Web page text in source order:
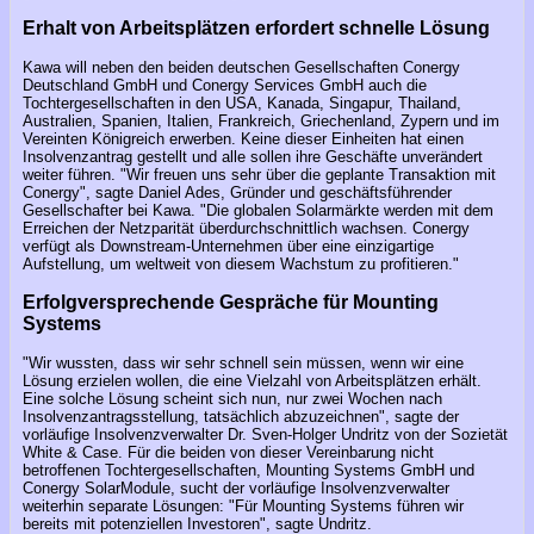
Erhalt von Arbeitsplätzen erfordert schnelle Lösung
Kawa will neben den beiden deutschen Gesellschaften Conergy
Deutschland GmbH und Conergy Services GmbH auch die
Tochtergesellschaften in den USA, Kanada, Singapur, Thailand,
Australien, Spanien, Italien, Frankreich, Griechenland, Zypern und im
Vereinten Königreich erwerben. Keine dieser Einheiten hat einen
Insolvenzantrag gestellt und alle sollen ihre Geschäfte unverändert
weiter führen. "Wir freuen uns sehr über die geplante Transaktion mit
Conergy", sagte Daniel Ades, Gründer und geschäftsführender
Gesellschafter bei Kawa. "Die globalen Solarmärkte werden mit dem
Erreichen der Netzparität überdurchschnittlich wachsen. Conergy
verfügt als Downstream-Unternehmen über eine einzigartige
Aufstellung, um weltweit von diesem Wachstum zu profitieren."
Erfolgversprechende Gespräche für Mounting
Systems
"Wir wussten, dass wir sehr schnell sein müssen, wenn wir eine
Lösung erzielen wollen, die eine Vielzahl von Arbeitsplätzen erhält.
Eine solche Lösung scheint sich nun, nur zwei Wochen nach
Insolvenzantragsstellung, tatsächlich abzuzeichnen", sagte der
vorläufige Insolvenzverwalter Dr. Sven-Holger Undritz von der Sozietät
White & Case. Für die beiden von dieser Vereinbarung nicht
betroffenen Tochtergesellschaften, Mounting Systems GmbH und
Conergy SolarModule, sucht der vorläufige Insolvenzverwalter
weiterhin separate Lösungen: "Für Mounting Systems führen wir
bereits mit potenziellen Investoren", sagte Undritz.